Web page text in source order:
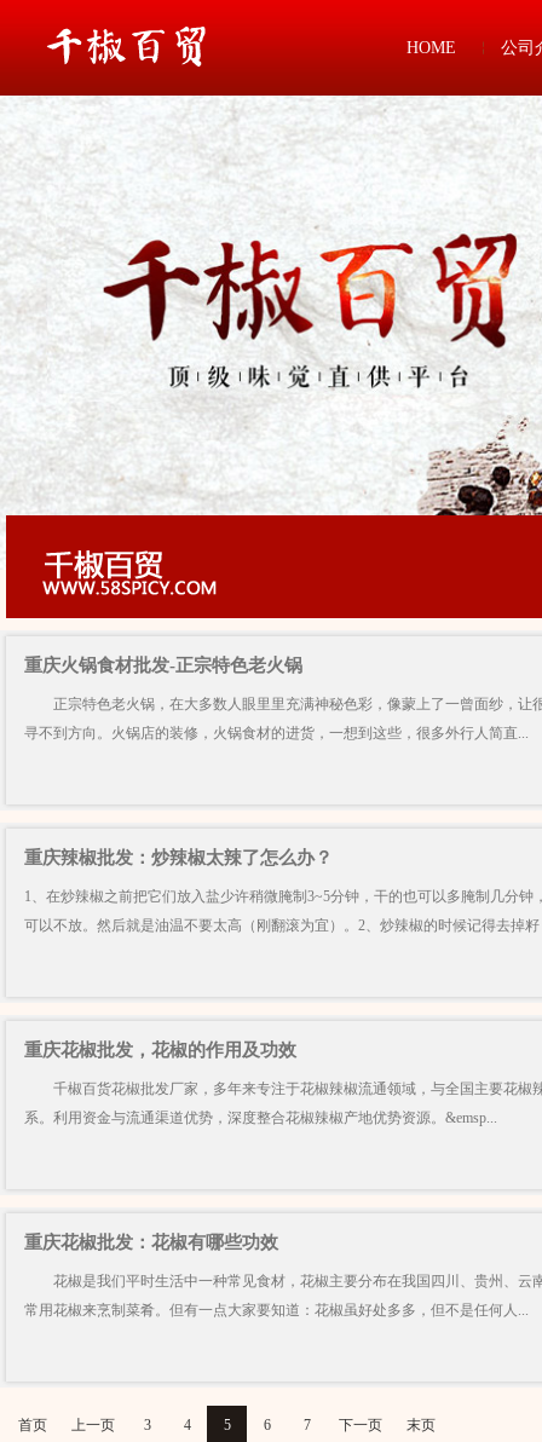
HOME 公司
重庆火锅食材批发-正宗特色老火锅
正宗特色老火锅，在大多数人眼里里充满神秘色彩，像蒙上了一曾面纱，让
寻不到方向。火锅店的装修，火锅食材的进货，一想到这些，很多外行人简直...
重庆辣椒批发：炒辣椒太辣了怎么办？
1、在炒辣椒之前把它们放入盐少许稍微腌制3~5分钟，干的也可以多腌制几分钟
可以不放。然后就是油温不要太高（刚翻滚为宜）。2、炒辣椒的时候记得去掉
重庆花椒批发，花椒的作用及功效
千椒百货花椒批发厂家，多年来专注于花椒辣椒流通领域，与全国主要花椒
系。利用资金与流通渠道优势，深度整合花椒辣椒产地优势资源。&emsp...
重庆花椒批发：花椒有哪些功效
花椒是我们平时生活中一种常见食材，花椒主要分布在我国四川、贵州、云
常用花椒来烹制菜肴。但有一点大家要知道：花椒虽好处多多，但不是任何人...
首页 上一页 3 4 5 6 7 下一页 末页